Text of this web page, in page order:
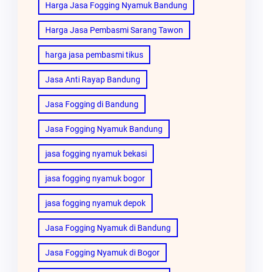
Harga Jasa Fogging Nyamuk Bandung
Harga Jasa Pembasmi Sarang Tawon
harga jasa pembasmi tikus
Jasa Anti Rayap Bandung
Jasa Fogging di Bandung
Jasa Fogging Nyamuk Bandung
jasa fogging nyamuk bekasi
jasa fogging nyamuk bogor
jasa fogging nyamuk depok
Jasa Fogging Nyamuk di Bandung
Jasa Fogging Nyamuk di Bogor